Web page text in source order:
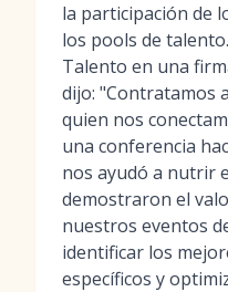
la participación de
los pools de
Talento en una
dijo: "Contratamos
quien nos
una conferencia
nos ayudó a nutrir
demostraron el
nuestros eventos
identificar los
específicos y